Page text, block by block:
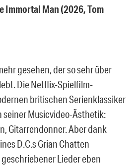
Immortal Man (2026, Tom
gesehen, der so sehr über
Die Netflix-Spielfilm-
britischen Serienklassiker
seiner Musicvideo-Ästhetik:
Gitarrendonner. Aber dank
D.C.s Grian Chatten
Lieder eben